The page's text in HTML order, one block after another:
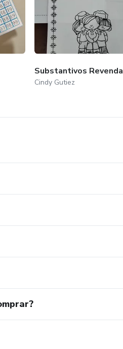
Substantivos Revenda
Cindy Gutiez